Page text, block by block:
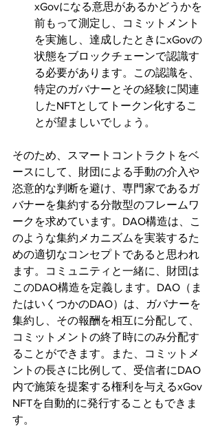
xGovになる意思があるかどうかを
前もって測定し、コミットメント
を実施し、達成したときにxGovの
状態をブロックチェーンで認識す
る必要があります。この認識を、
特定のガバナーとその経験に関連
したNFTとしてトークン化するこ
とが望ましいでしょう。
そのため、スマートコントラクトをベ
ースにして、財団による手動の介入や
恣意的な判断を避け、専門家であるガ
バナーを集約する分散型のフレームワ
ークを求めています。DAO構造は、こ
のような集約メカニズムを実装するた
めの適切なコンセプトであると思われ
ます。コミュニティと一緒に、財団は
このDAO構造を定義します。DAO（ま
たはいくつかのDAO）は、ガバナーを
集約し、その報酬を相互に分配して、
コミットメントの終了時にのみ分配す
ることができます。また、コミットメ
ントの長さに比例して、受信者にDAO
内で施策を提案する権利を与えるxGov
NFTを自動的に発行することもできま
す。